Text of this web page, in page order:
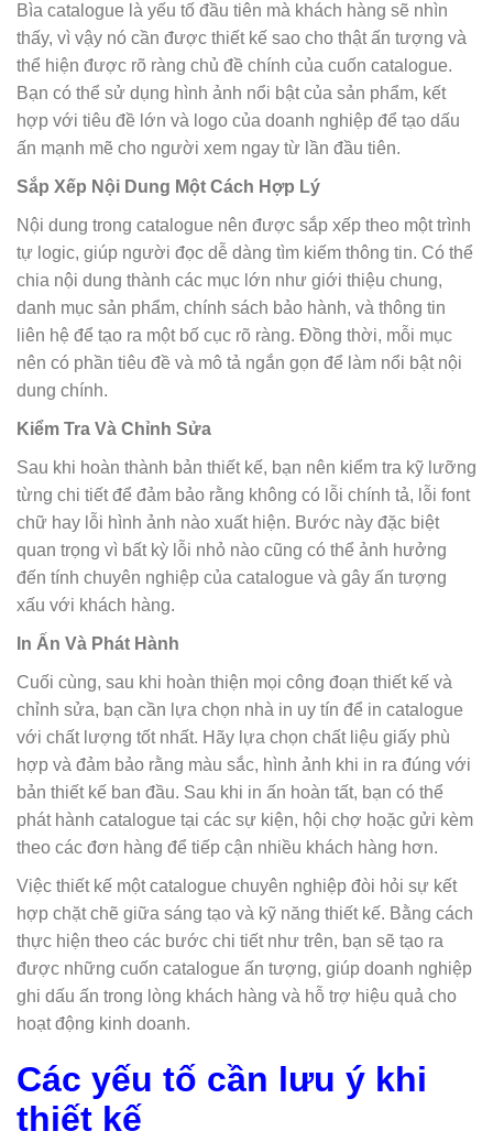
Bìa catalogue là yếu tố đầu tiên mà khách hàng sẽ nhìn
thấy, vì vậy nó cần được thiết kế sao cho thật ấn tượng và
thể hiện được rõ ràng chủ đề chính của cuốn catalogue.
Bạn có thể sử dụng hình ảnh nổi bật của sản phẩm, kết
hợp với tiêu đề lớn và logo của doanh nghiệp để tạo dấu
ấn mạnh mẽ cho người xem ngay từ lần đầu tiên.
Sắp Xếp Nội Dung Một Cách Hợp Lý
Nội dung trong catalogue nên được sắp xếp theo một trình
tự logic, giúp người đọc dễ dàng tìm kiếm thông tin. Có thể
chia nội dung thành các mục lớn như giới thiệu chung,
danh mục sản phẩm, chính sách bảo hành, và thông tin
liên hệ để tạo ra một bố cục rõ ràng. Đồng thời, mỗi mục
nên có phần tiêu đề và mô tả ngắn gọn để làm nổi bật nội
dung chính.
Kiểm Tra Và Chỉnh Sửa
Sau khi hoàn thành bản thiết kế, bạn nên kiểm tra kỹ lưỡng
từng chi tiết để đảm bảo rằng không có lỗi chính tả, lỗi font
chữ hay lỗi hình ảnh nào xuất hiện. Bước này đặc biệt
quan trọng vì bất kỳ lỗi nhỏ nào cũng có thể ảnh hưởng
đến tính chuyên nghiệp của catalogue và gây ấn tượng
xấu với khách hàng.
In Ấn Và Phát Hành
Cuối cùng, sau khi hoàn thiện mọi công đoạn thiết kế và
chỉnh sửa, bạn cần lựa chọn nhà in uy tín để in catalogue
với chất lượng tốt nhất. Hãy lựa chọn chất liệu giấy phù
hợp và đảm bảo rằng màu sắc, hình ảnh khi in ra đúng với
bản thiết kế ban đầu. Sau khi in ấn hoàn tất, bạn có thể
phát hành catalogue tại các sự kiện, hội chợ hoặc gửi kèm
theo các đơn hàng để tiếp cận nhiều khách hàng hơn.
Việc thiết kế một catalogue chuyên nghiệp đòi hỏi sự kết
hợp chặt chẽ giữa sáng tạo và kỹ năng thiết kế. Bằng cách
thực hiện theo các bước chi tiết như trên, bạn sẽ tạo ra
được những cuốn catalogue ấn tượng, giúp doanh nghiệp
ghi dấu ấn trong lòng khách hàng và hỗ trợ hiệu quả cho
hoạt động kinh doanh.
Các yếu tố cần lưu ý khi
thiết kế